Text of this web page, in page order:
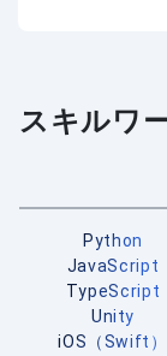
スキルワ
Python
JavaScript
TypeScript
Unity
iOS（Swift）